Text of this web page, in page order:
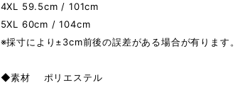
4XL 59.5cm / 101cm
5XL 60cm / 104cm
※採寸により±3cm前後の誤差がある場合が有ります。
◆素材 ポリエステル